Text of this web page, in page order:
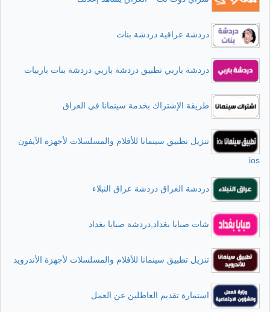
دردشة عراقية دردشة بنات
دردشة باربي تطبيق دردشة باربي دردشة بنات باربيات
طريقة الإشتراك بخدمة سينمانا في العراق
تنزيل تطبيق سينمانا للأفلام والمسلسلات لأجهزة الآيفون
ios
دردشة العراق دردشة عراق النبلاء
شات صبايا بغداد,دردشة صبايا بغداد
تنزيل تطبيق سينمانا للأفلام والمسلسلات لأجهزة الأندرويد
استمارة تقديم العاطلين عن العمل